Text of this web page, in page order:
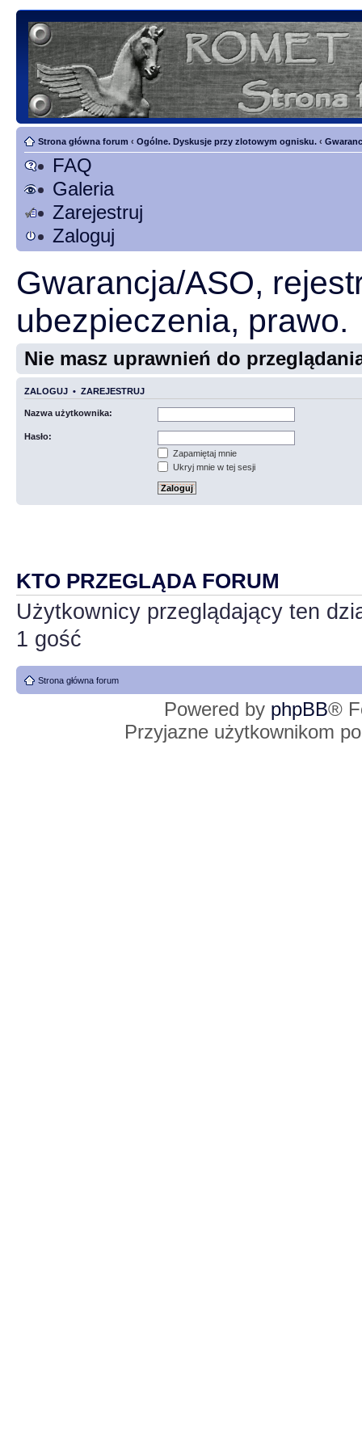
Strona główna forum ‹ Ogólne. Dyskusje przy zlotowym ognisku. ‹
FAQ
Galeria
Zarejestruj
Zaloguj
Gwarancja/ASO,
ubezpieczenia, prawo.
Nie masz uprawnień do
ZALOGUJ • ZAREJESTRUJ
Nazwa użytkownika:
Hasło:
Zapamiętaj mnie
Ukryj mnie w tej sesji
KTO PRZEGLĄDA FORUM
Użytkownicy przeglądający ten
1 gość
Strona główna forum
Powered by phpBB®
Przyjazne użytkownikom